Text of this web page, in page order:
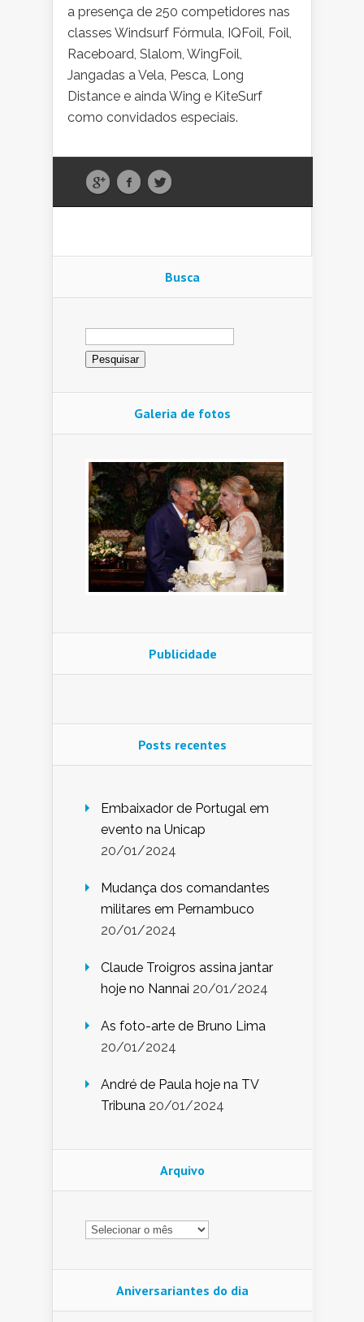
a presença de 250 competidores nas
classes Windsurf Fórmula, IQFoil, Foil,
Raceboard, Slalom, WingFoil,
Jangadas a Vela, Pesca, Long
Distance e ainda Wing e KiteSurf
como convidados especiais.
Busca
Pesquisar
por:
Galeria de fotos
Publicidade
Posts recentes
Embaixador de Portugal em
evento na Unicap
20/01/2024
Mudança dos comandantes
militares em Pernambuco
20/01/2024
Claude Troigros assina jantar
hoje no Nannai 20/01/2024
As foto-arte de Bruno Lima
20/01/2024
André de Paula hoje na TV
Tribuna 20/01/2024
Arquivo
Arquivo
Aniversariantes do dia